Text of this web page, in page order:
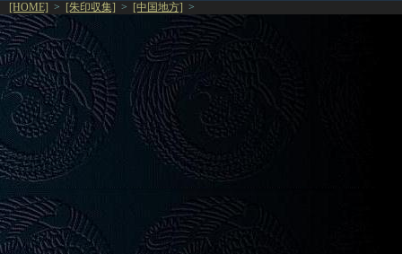
[HOME] > [朱印収集] > [中国地方] >